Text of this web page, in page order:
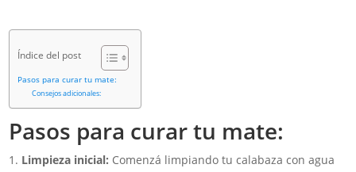
Índice del post
Pasos para curar tu mate:
Consejos adicionales:
Pasos para curar tu mate:
Limpieza inicial: Comenzá limpiando tu calabaza con agua